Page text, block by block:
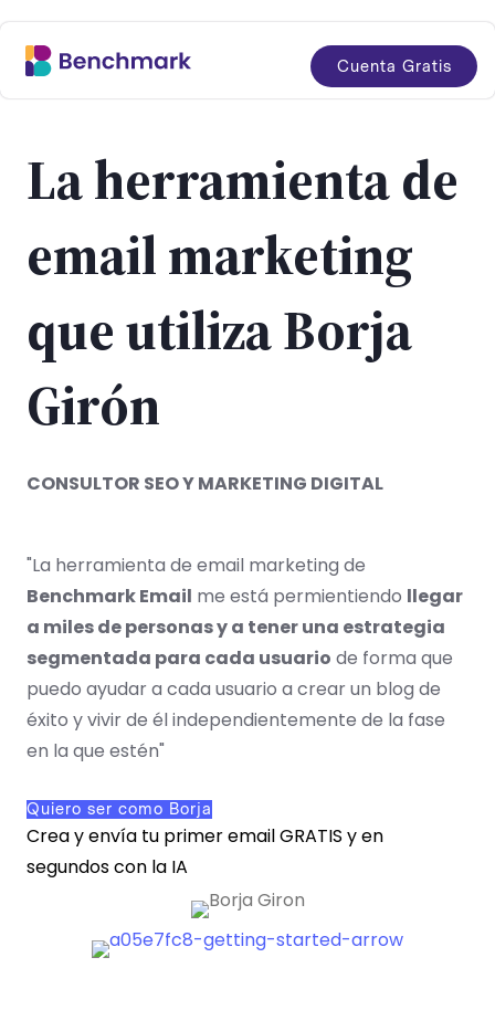
Cuenta Gratis
La herramienta de
email marketing
que utiliza Borja
Girón
CONSULTOR SEO Y MARKETING DIGITAL
"La herramienta de email marketing de
Benchmark Email me está permientiendo llegar
a miles de personas y a tener una estrategia
segmentada para cada usuario de forma que
puedo ayudar a cada usuario a crear un blog de
éxito y vivir de él independientemente de la fase
en la que estén"
Quiero ser como Borja
Crea y envía tu primer email GRATIS y en
segundos con la IA